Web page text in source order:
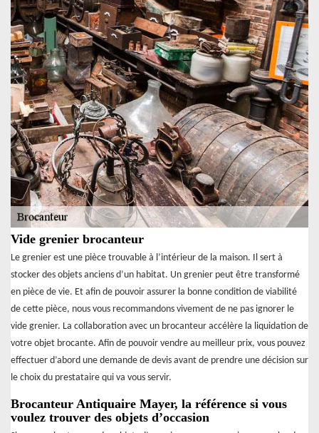
Vide grenier brocanteur
Le grenier est une pièce trouvable à l’intérieur de la maison. Il sert à
stocker des objets anciens d’un habitat. Un grenier peut être transformé
en pièce de vie. Et afin de pouvoir assurer la bonne condition de viabilité
de cette pièce, nous vous recommandons vivement de ne pas ignorer le
vide grenier. La collaboration avec un brocanteur accélère la liquidation de
votre objet brocante. Afin de pouvoir vendre au meilleur prix, vous pouvez
effectuer d’abord une demande de devis avant de prendre une décision sur
le choix du prestataire qui va vous servir.
Brocanteur Antiquaire Mayer, la référence si vous
voulez trouver des objets d’occasion